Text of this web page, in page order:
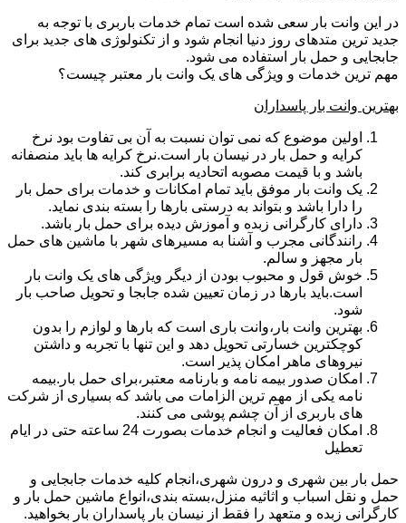
در این وانت بار سعی شده است تمام خدمات باربری با توجه به
جدید ترین متدهای روز دنیا انجام شود و از تکنولوژی های جدید برای
جابجایی و حمل بار استفاده می شود.
مهم ترین خدمات و ویژگی های یک وانت بار معتبر چیست؟
بهترین وانت بار پاسداران
اولین موضوع که نمی توان نسبت به آن بی تفاوت بود نرخ
کرایه و حمل بار در نیسان بار است.نرخ کرایه ها باید منصفانه
باشد و با قیمت مصوبه اتحادیه برابری کند.
یک وانت بار موفق باید تمام امکانات و خدمات برای حمل بار
را دارا باشد و بتواند به درستی بارها را بسته بندی نماید.
دارای کارگرانی زبده و آموزش دیده برای حمل بار باشد.
رانندگانی مجرب و آشنا به مسیرهای شهر با ماشین های حمل
بار مجهز و سالم.
خوش قول و محبوب بودن از دیگر ویژگی های یک وانت بار
است.باید بارها در زمان تعیین شده جابجا و تحویل صاحب بار
شود.
بهترین وانت بار،وانت باری است که بارها و لوازم را بدون
کوچکترین خسارتی تحویل دهد و این تنها با تجربه و داشتن
نیروهای ماهر امکان پذیر است.
امکان صدور بیمه نامه و بارنامه معتبر،برای حمل بار.بیمه
نامه یکی از مهم ترین الزامات می باشد که بسیاری از شرکت
های باربری از آن چشم پوشی می کنند.
امکان فعالیت و انجام خدمات بصورت 24 ساعته حتی در ایام
تعطیل
حمل بار بین شهری و درون شهری،انجام کلیه خدمات جابجایی و
حمل و نقل اسباب و اثاثیه منزل،بسته بندی،انواع ماشین حمل بار و
کارگرانی زبده و متعهد را فقط از نیسان بار پاسداران بار بخواهید.